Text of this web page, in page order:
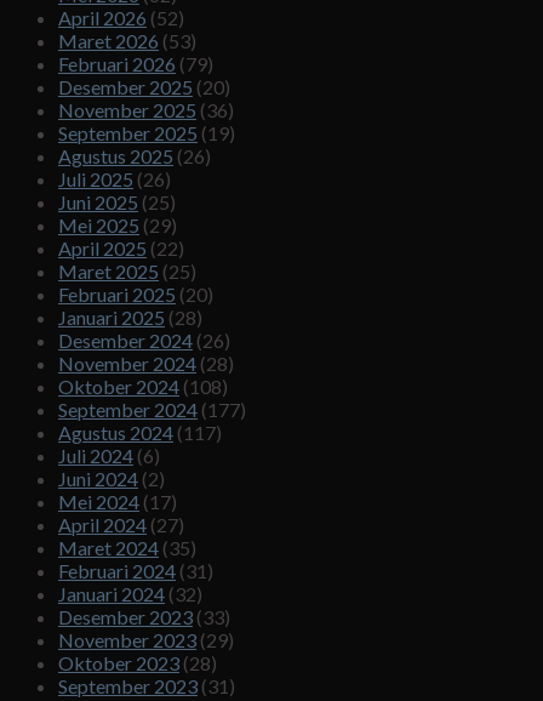
April 2026 (52)
Maret 2026 (53)
Februari 2026 (79)
Desember 2025 (20)
November 2025 (36)
September 2025 (19)
Agustus 2025 (26)
Juli 2025 (26)
Juni 2025 (25)
Mei 2025 (29)
April 2025 (22)
Maret 2025 (25)
Februari 2025 (20)
Januari 2025 (28)
Desember 2024 (26)
November 2024 (28)
Oktober 2024 (108)
September 2024 (177)
Agustus 2024 (117)
Juli 2024 (6)
Juni 2024 (2)
Mei 2024 (17)
April 2024 (27)
Maret 2024 (35)
Februari 2024 (31)
Januari 2024 (32)
Desember 2023 (33)
November 2023 (29)
Oktober 2023 (28)
September 2023 (31)